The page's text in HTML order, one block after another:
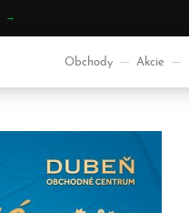
Obchody Akcie